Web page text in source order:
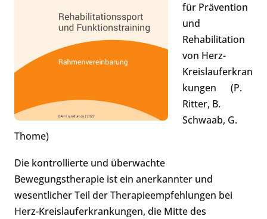
für Prävention
und
Rehabilitation
von Herz-
Kreislauferkran
kungen (P.
Ritter, B.
Schwaab, G.
Thome)
Die kontrollierte und überwachte
Bewegungstherapie ist ein anerkannter und
wesentlicher Teil der Therapieempfehlungen bei
Herz-Kreislauferkrankungen, die Mitte des